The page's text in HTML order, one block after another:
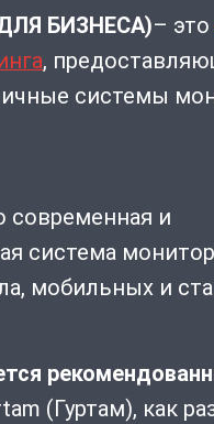
БИЗНЕСА)– это
,
системы
современная и
система
мобильных и
(Гуртам), как